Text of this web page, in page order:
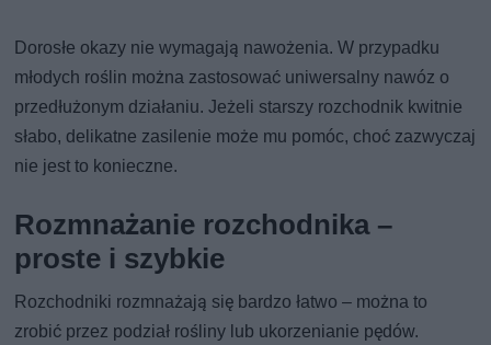
Dorosłe okazy nie wymagają nawożenia. W przypadku
młodych roślin można zastosować uniwersalny nawóz o
przedłużonym działaniu. Jeżeli starszy rozchodnik kwitnie
słabo, delikatne zasilenie może mu pomóc, choć zazwyczaj
nie jest to konieczne.
Rozmnażanie rozchodnika –
proste i szybkie
Rozchodniki rozmnażają się bardzo łatwo – można to
zrobić przez podział rośliny lub ukorzenianie pędów.